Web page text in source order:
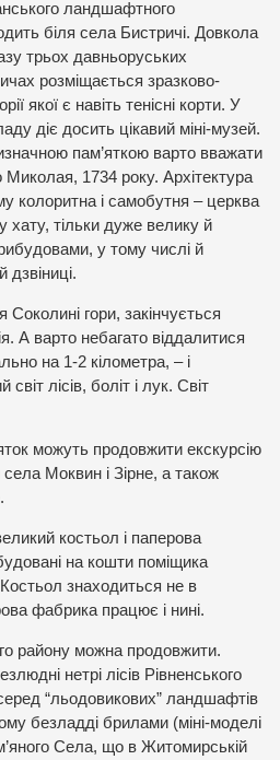
ландшафтного
біля села Бистричі. Довкола
трьох давньоруських
розміщається зразково-
якої є навіть тенісні корти. У
діє досить цікавий міні-музей.
пам’яткою варто вважати
Миколая, 1734 року. Архітектура
колоритна і самобутня – церква
хату, тільки дуже велику й
у тому числі й
дзвіниці.
Соколині гори, закінчується
А варто небагато віддалитися
на 1-2 кілометра, – і
лісів, боліт і лук. Світ
можуть продовжити екскурсію
Моквин і Зірне, а також
костьол і паперова
на кошти поміщика
знаходиться не в
фабрика працює і нині.
району можна продовжити.
нетрі лісів Рівненського
“льодовикових” ландшафтів
безладді брилами (міні-моделі
Села, що в Житомирській